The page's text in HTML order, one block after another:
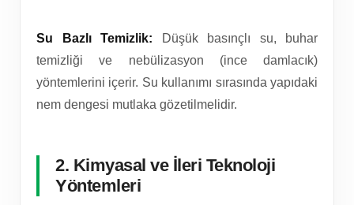
Su Bazlı Temizlik: Düşük basınçlı su, buhar
temizliği ve nebülizasyon (ince damlacık)
yöntemlerini içerir. Su kullanımı sırasında yapıdaki
nem dengesi mutlaka gözetilmelidir.
2. Kimyasal ve İleri Teknoloji
Yöntemleri